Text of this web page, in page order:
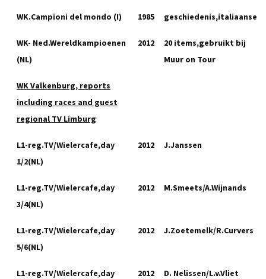
WK.Campioni del mondo (I) 1985 geschiedenis,italiaanse
WK- Ned.Wereldkampioenen
(NL)
2012
20 items,gebruikt bij
Muur on Tour
WK Valkenburg, reports
including races and guest
regional TV Limburg
L1-reg.TV/Wielercafe,day
1/2(NL)
2012 J.Janssen
L1-reg.TV/Wielercafe,day
3/4(NL)
2012 M.Smeets/A.Wijnands
L1-reg.TV/Wielercafe,day
5/6(NL)
2012 J.Zoetemelk/R.Curvers
L1-reg.TV/Wielercafe,day
2012 D. Nelissen/L.v.Vliet